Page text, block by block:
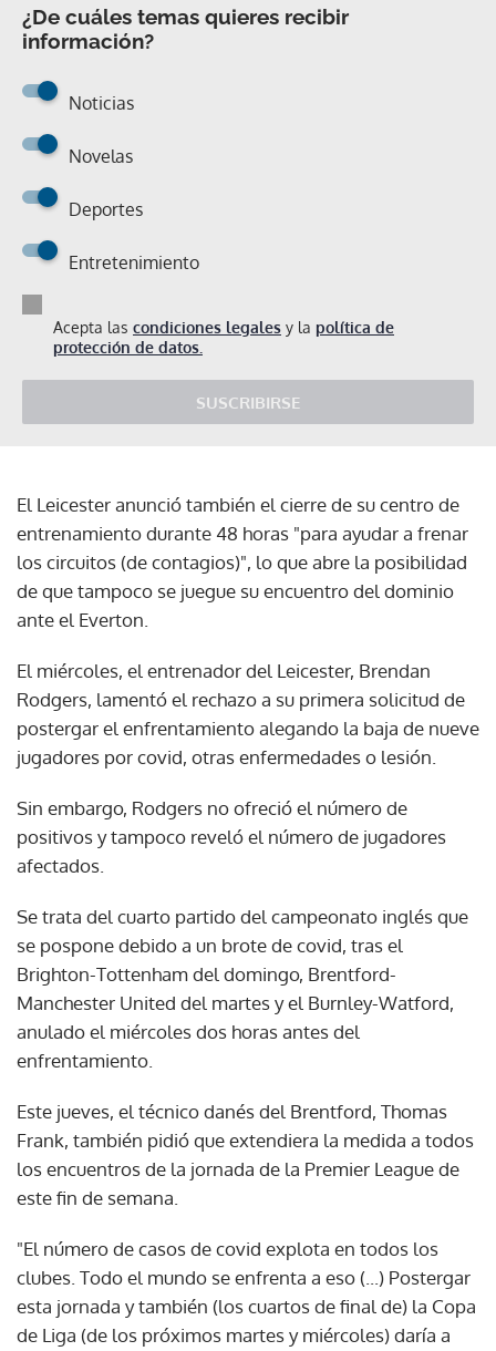
¿De cuáles temas quieres recibir
información?
Noticias
Novelas
Deportes
Entretenimiento
Acepta las condiciones legales y la política de
protección de datos.
SUSCRIBIRSE
El Leicester anunció también el cierre de su centro de
entrenamiento durante 48 horas "para ayudar a frenar
los circuitos (de contagios)", lo que abre la posibilidad
de que tampoco se juegue su encuentro del dominio
ante el Everton.
El miércoles, el entrenador del Leicester, Brendan
Rodgers, lamentó el rechazo a su primera solicitud de
postergar el enfrentamiento alegando la baja de nueve
jugadores por covid, otras enfermedades o lesión.
Sin embargo, Rodgers no ofreció el número de
positivos y tampoco reveló el número de jugadores
afectados.
Se trata del cuarto partido del campeonato inglés que
se pospone debido a un brote de covid, tras el
Brighton-Tottenham del domingo, Brentford-
Manchester United del martes y el Burnley-Watford,
anulado el miércoles dos horas antes del
enfrentamiento.
Este jueves, el técnico danés del Brentford, Thomas
Frank, también pidió que extendiera la medida a todos
los encuentros de la jornada de la Premier League de
este fin de semana.
"El número de casos de covid explota en todos los
clubes. Todo el mundo se enfrenta a eso (...) Postergar
esta jornada y también (los cuartos de final de) la Copa
de Liga (de los próximos martes y miércoles) daría a